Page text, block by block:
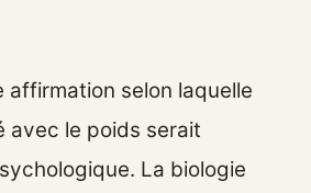
affirmation selon laquelle
avec le poids serait
La biologie